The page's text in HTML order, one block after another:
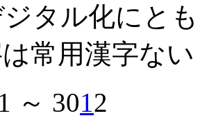
タル化にと
常用漢字な
～ 3012